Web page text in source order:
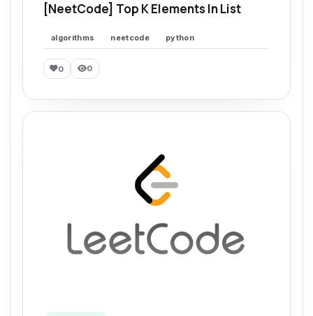
[NeetCode] Top K Elements In List
algorithms neetcode python
0 0